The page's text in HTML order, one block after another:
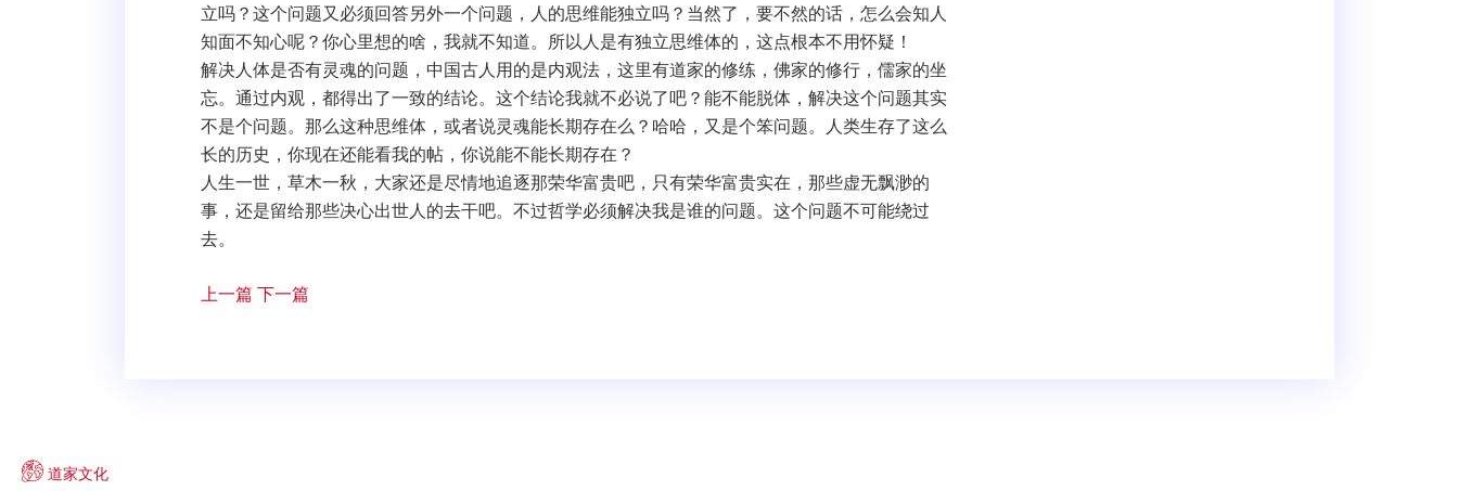
立吗？这个问题又必须回答另外一个问题，人的思维能独立吗？当然了，要不然的话，怎么会知人
知面不知心呢？你心里想的啥，我就不知道。所以人是有独立思维体的，这点根本不用怀疑！
解决人体是否有灵魂的问题，中国古人用的是内观法，这里有道家的修练，佛家的修行，儒家的坐
忘。通过内观，都得出了一致的结论。这个结论我就不必说了吧？能不能脱体，解决这个问题其实
不是个问题。那么这种思维体，或者说灵魂能长期存在么？哈哈，又是个笨问题。人类生存了这么
长的历史，你现在还能看我的帖，你说能不能长期存在？
人生一世，草木一秋，大家还是尽情地追逐那荣华富贵吧，只有荣华富贵实在，那些虚无飘渺的
事，还是留给那些决心出世人的去干吧。不过哲学必须解决我是谁的问题。这个问题不可能绕过
去。
上一篇 下一篇
道家文化